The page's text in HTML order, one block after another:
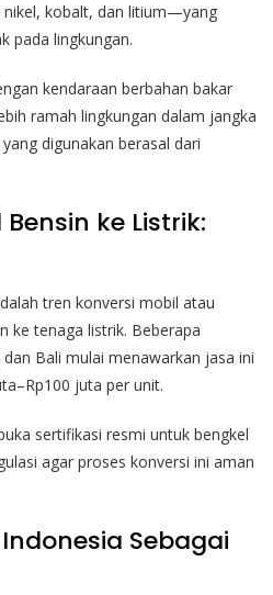
nikel, kobalt, dan litium—yang
pada lingkungan.
kendaraan berbahan bakar
ramah lingkungan dalam jangka
digunakan berasal dari
ke Listrik:
tren konversi mobil atau
ke tenaga listrik. Beberapa
Bali mulai menawarkan jasa ini
juta per unit.
sertifikasi resmi untuk bengkel
agar proses konversi ini aman
Sebagai